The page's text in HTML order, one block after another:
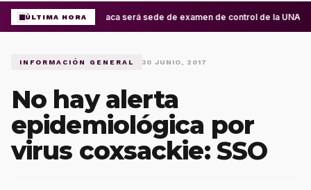
ÚLTIMA HORA Oaxaca será sede de examen de control de la
INFORMACIÓN GENERAL 30 JUNIO, 2017
No hay alerta
epidemiológica por
virus coxsackie: SSO